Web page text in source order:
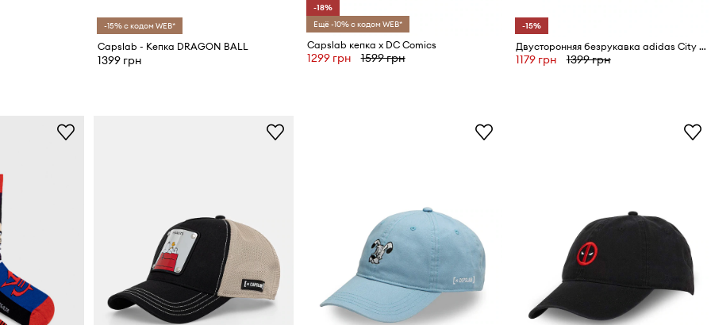
-15% с кодом WEB*
Capslab - Кепка DRAGON BALL
1399 грн
-18%
Ещё -10% с кодом WEB*
Capslab кепка x DC Comics
1299 грн 1599 грн
-15%
Двусторонняя безрукавка adidas City Escape
1179 грн 1399 грн